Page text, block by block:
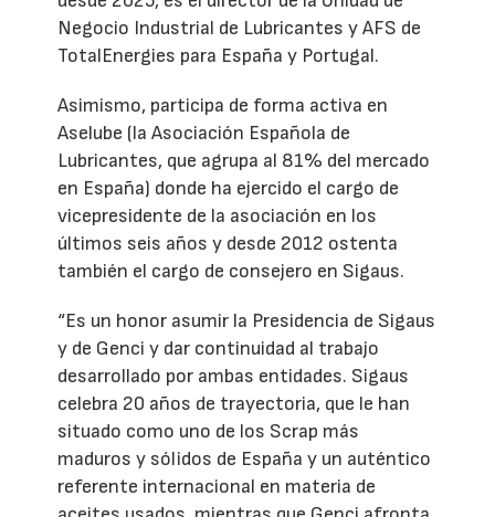
Negocio Industrial de Lubricantes y AFS de
TotalEnergies para España y Portugal.
Asimismo, participa de forma activa en
Aselube (la Asociación Española de
Lubricantes, que agrupa al 81% del mercado
en España) donde ha ejercido el cargo de
vicepresidente de la asociación en los
últimos seis años y desde 2012 ostenta
también el cargo de consejero en Sigaus.
“Es un honor asumir la Presidencia de Sigaus
y de Genci y dar continuidad al trabajo
desarrollado por ambas entidades. Sigaus
celebra 20 años de trayectoria, que le han
situado como uno de los Scrap más
maduros y sólidos de España y un auténtico
referente internacional en materia de